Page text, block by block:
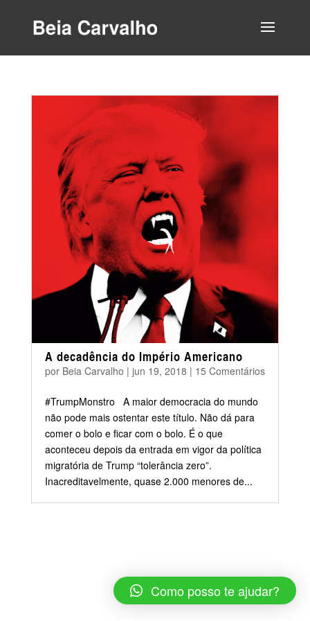
A decadência do Império Americano
por Beia Carvalho | jun 19, 2018 | 15 Comentários
#TrumpMonstro A maior democracia do mundo
não pode mais ostentar este título. Não dá para
comer o bolo e ficar com o bolo. É o que
aconteceu depois da entrada em vigor da política
migratória de Trump “tolerância zero”.
Inacreditavelmente, quase 2.000 menores de...
Como posso te ajudar?